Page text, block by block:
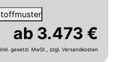
ab 3.473 €
inkl. gesetzl. MwSt., zzgl. Versandkosten